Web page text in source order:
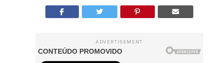
ADVERTISEMENT